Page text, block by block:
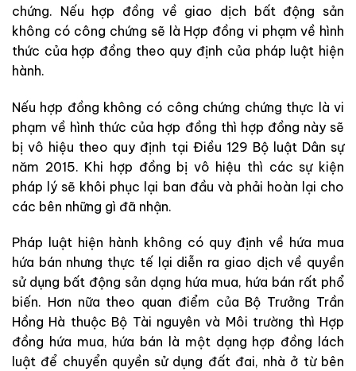
chứng. Nếu hợp đồng về giao dịch bất động sản
không có công chứng sẽ là Hợp đồng vi phạm về hình
thức của hợp đồng theo quy định của pháp luật hiện
hành.
Nếu hợp đồng không có công chứng chứng thực là vi
phạm về hình thức của hợp đồng thì hợp đồng này sẽ
bị vô hiệu theo quy định tại Điều 129 Bộ luật Dân sự
năm 2015. Khi hợp đồng bị vô hiệu thì các sự kiện
pháp lý sẽ khôi phục lại ban đầu và phải hoàn lại cho
các bên những gì đã nhận.
Pháp luật hiện hành không có quy định về hứa mua
hứa bán nhưng thực tế lại diễn ra giao dịch về quyền
sử dụng bất động sản dạng hứa mua, hứa bán rất phổ
biến. Hơn nữa theo quan điểm của Bộ Trưởng Trần
Hồng Hà thuộc Bộ Tài nguyên và Môi trường thì Hợp
đồng hứa mua, hứa bán là một dạng hợp đồng lách
luật để chuyển quyền sử dụng đất đai, nhà ở từ bên